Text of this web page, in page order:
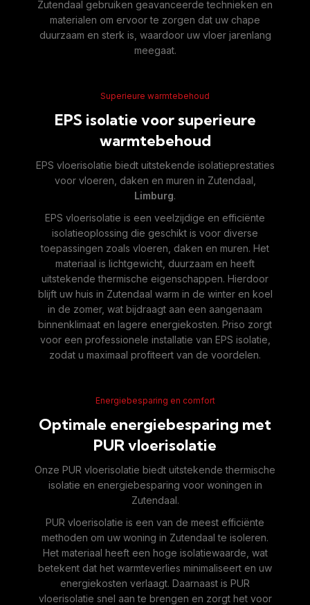
Zutendaal gebruiken geavanceerde technieken en
materialen om ervoor te zorgen dat uw chape
duurzaam en sterk is, waardoor uw vloer jarenlang
meegaat.
Superieure warmtebehoud
EPS isolatie voor superieure
warmtebehoud
EPS vloerisolatie biedt uitstekende isolatieprestaties
voor vloeren, daken en muren in Zutendaal,
Limburg.
EPS vloerisolatie is een veelzijdige en efficiënte
isolatieoplossing die geschikt is voor diverse
toepassingen zoals vloeren, daken en muren. Het
materiaal is lichtgewicht, duurzaam en heeft
uitstekende thermische eigenschappen. Hierdoor
blijft uw huis in Zutendaal warm in de winter en koel
in de zomer, wat bijdraagt aan een aangenaam
binnenklimaat en lagere energiekosten. Priso zorgt
voor een professionele installatie van EPS isolatie,
zodat u maximaal profiteert van de voordelen.
Energiebesparing en comfort
Optimale energiebesparing met
PUR vloerisolatie
Onze PUR vloerisolatie biedt uitstekende thermische
isolatie en energiebesparing voor woningen in
Zutendaal.
PUR vloerisolatie is een van de meest efficiënte
methoden om uw woning in Zutendaal te isoleren.
Het materiaal heeft een hoge isolatiewaarde, wat
betekent dat het warmteverlies minimaliseert en uw
energiekosten verlaagt. Daarnaast is PUR
vloerisolatie snel aan te brengen en zorgt het voor